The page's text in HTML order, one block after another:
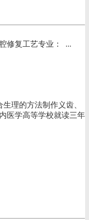
修复工艺专业： ...
理的方法制作义齿、
医学高等学校就读三年